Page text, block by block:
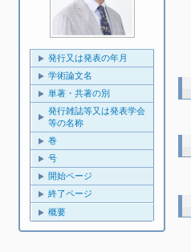
発行又は発表の年月
学術論文名
単著・共著の別
発行雑誌等又は発表学会
等の名称
巻
号
開始ページ
終了ページ
概要